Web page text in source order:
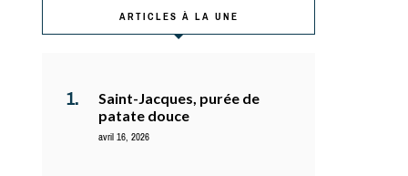
ARTICLES À LA UNE
Saint-Jacques, purée de
patate douce
avril 16, 2026